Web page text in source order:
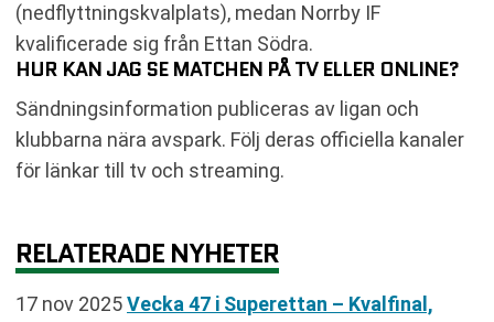
(nedflyttningskvalplats), medan Norrby IF
kvalificerade sig från Ettan Södra.
HUR KAN JAG SE MATCHEN PÅ TV ELLER ONLINE?
Sändningsinformation publiceras av ligan och
klubbarna nära avspark. Följ deras officiella kanaler
för länkar till tv och streaming.
RELATERADE NYHETER
17 nov 2025Vecka 47 i Superettan – Kvalfinal,